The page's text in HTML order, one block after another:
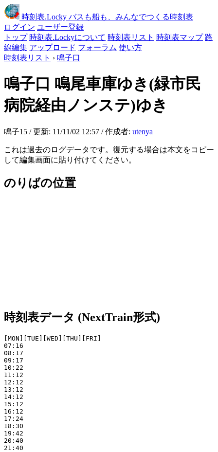
時刻表.Locky バスも船も、みんなでつくる時刻表
ログイン ユーザー登録
トップ 時刻表.Lockyについて 時刻表リスト 時刻表マップ 路
線編集 アップロード フォーラム 使い方
時刻表リスト › 鳴子口
鳴子口 鳴尾車庫ゆき(緑市民
病院経由ノンステ)ゆき
鳴子15 / 更新: 11/11/02 12:57 / 作成者: utenya
これは過去のログデータです。復元する場合は本文をコピー
して編集画面に貼り付けてください。
のりばの位置
時刻表データ (NextTrain形式)
[MON][TUE][WED][THU][FRI]
07:16
08:17
09:17
10:22
11:12
12:12
13:12
14:12
15:12
16:12
17:24
18:30
19:42
20:40
21:40